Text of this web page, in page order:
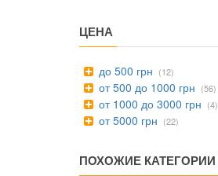
ЦЕНА
до 500 грн (12)
от 500 до 1000 грн (56)
от 1000 до 3000 грн (4)
от 5000 грн (22)
ПОХОЖИЕ КАТЕГОРИИ